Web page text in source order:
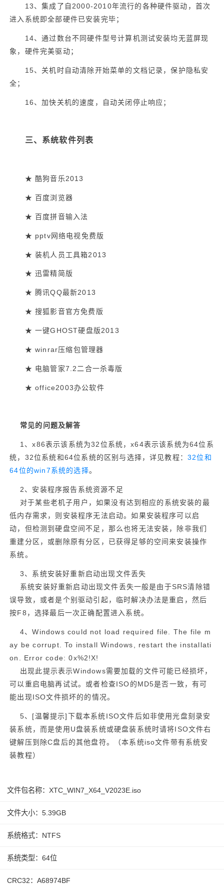
13 、集成了自 2000-2010年流行的各种硬件驱动，首次
进入系统即全部硬件已安装完毕；
14、通过数台不同硬件型号计算机测试安装均无蓝屏现
象，硬件完美驱动；
15、关机时自动清除开始菜单的文档记录，保护隐私安
全；
16 、加快关机的速度，自动关闭停止响应；
三、系统软件列表
★ 酷狗音乐 2013
★ 百度浏览器
★ 百度拼音输入法
★ pptv 网络电视免费版
★ 装机人员工具箱2013
★ 迅雷精简版
★ 腾讯QQ最新2013
★ 搜狐影音官方免费版
★ 一键GHOST硬盘版2013
★ winrar压缩包管理器
★ 电脑管家7.2二合一杀毒版
★ office2003办公软件
常见的问题及解答
1、x86表示该系统为32位系统，x64表示该系统为64位系
统，32位系统和64位系统的区别与选择，详见教程：32位和
64位的win7系统的选择。
2、安装程序报告系统资源不足
对于某些老机子用户，如果没有达到相应的系统安装的最
低内存需求，则安装程序无法启动。如果安装程序可以启
动，但检测到硬盘空间不足，那么也将无法安装，除非我们
重建分区，或删除原有分区，已获得足够的空间来安装操作
系统。
3、系统安装好重新启动出现文件丢失
系统安装好重新启动出现文件丢失一般是由于SRS清除错
误导致，或者是个别驱动引起，临时解决办法是重启，然后
按F8，选择最后一次正确配置进入系统。
4、Windows could not load required file. The file m
ay be corrupt. To install Windows, restart the installati
on. Error code: 0x%2!X!
出现此提示表示Windows需要加载的文件可能已经损坏，
可以重启电脑再试试。或者检查ISO的MD5是否一致，有可
能出现ISO文件损坏的的情况。
5、 [温馨提示]下载本系统ISO文件后如非使用光盘刻录安
装系统，而是使用U盘装系统或硬盘装系统时请将ISO文件右
键解压到除C盘后的其他盘符。（本系统iso文件带有系统安
装教程）
文件包名称：XTC_WIN7_X64_V2023E.iso
文件大小：5.39GB
系统格式：NTFS
系统类型：64位
CRC32：A68974BF